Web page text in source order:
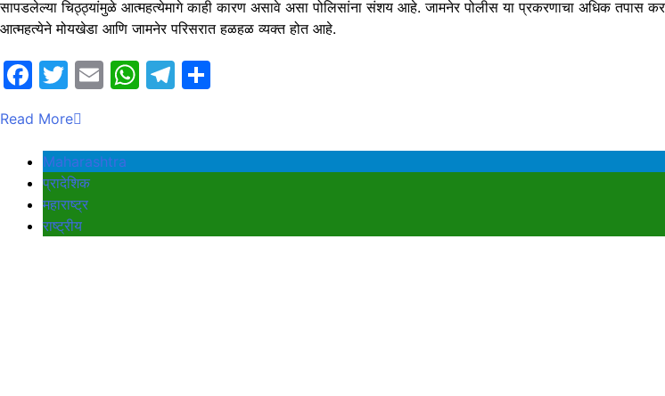
सापडलेल्या चिठ्ठ्यांमुळे आत्महत्येमागे काही कारण असावे असा पोलिसांना संशय आहे. जामनेर पोलीस या प्रकरणाचा अधिक तपास
आत्महत्येने मोयखेडा आणि जामनेर परिसरात हळहळ व्यक्त होत आहे.
Facebook
Twitter
EmailWhatsApp
Telegram
Read More
Maharashtra
प्रादेशिक
महाराष्ट्र
राष्ट्रीय